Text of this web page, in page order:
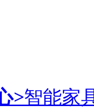
>智能家